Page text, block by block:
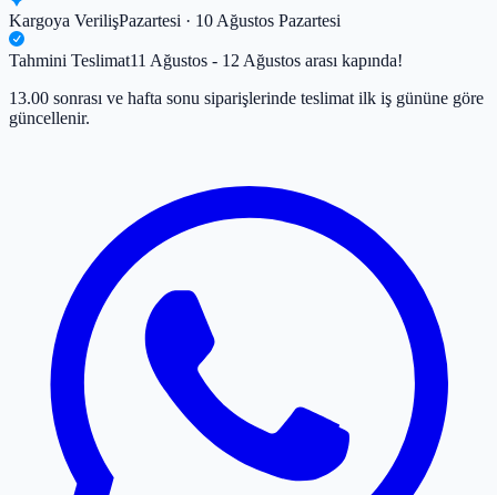
Kargoya VerilişPazartesi · 10 Ağustos Pazartesi
Tahmini Teslimat11 Ağustos - 12 Ağustos arası kapında!
13.00 sonrası ve hafta sonu siparişlerinde teslimat ilk iş gününe göre
güncellenir.